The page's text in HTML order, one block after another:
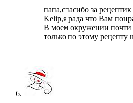
папа,спасибо за рецептик
Kelip,я рада что Вам
В моем окружении почти
только по этому рецепту